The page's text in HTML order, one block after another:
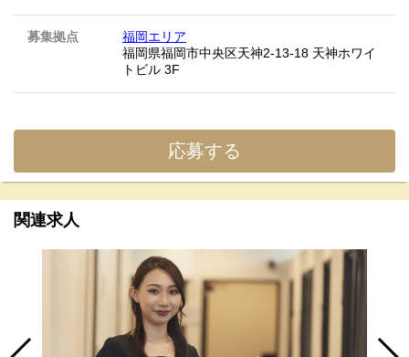
募集拠点
福岡エリア
福岡県福岡市中央区天神2-13-18 天神ホワイ
トビル 3F
応募する
関連求人